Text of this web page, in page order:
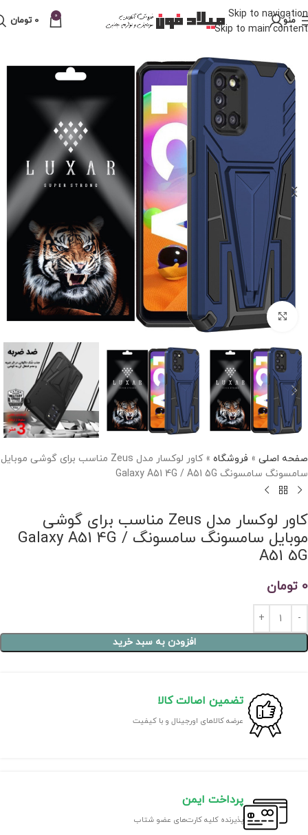
Skip to navigation
Skip to main content
منو 0
0 تومان
برای بزرگنمایی کلیک کنید
صفحه اصلی » فروشگاه »
کاور لوکسار مدل Zeus مناسب برای گوشی موبایل
سامسونگ سامسونگ Galaxy A51 4G / A51 5G
کاور لوکسار مدل Zeus مناسب برای گوشی
موبایل سامسونگ سامسونگ Galaxy A51 4G /
A51 5G
0 تومان
افزودن به سبد خرید
Alternative:
تضمین اصالت کالا
عرضه کالاهای اورجینال و با کیفیت
پرداخت ایمن
پذیرنده کلیه کارت‌های عضو شتاب